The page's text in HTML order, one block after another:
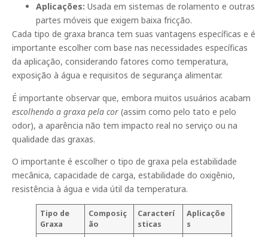
Aplicações: Usada em sistemas de rolamento e outras
partes móveis que exigem baixa fricção.
Cada tipo de graxa branca tem suas vantagens específicas e é
importante escolher com base nas necessidades específicas
da aplicação, considerando fatores como temperatura,
exposição à água e requisitos de segurança alimentar.
É importante observar que, embora muitos usuários acabam
escolhendo a graxa pela cor (assim como pelo tato e pelo
odor), a aparência não tem impacto real no serviço ou na
qualidade das graxas.
O importante é escolher o tipo de graxa pela estabilidade
mecânica, capacidade de carga, estabilidade do oxigênio,
resistência à água e vida útil da temperatura.
Tipo de
Graxa
Composiç
ão
Caracterí
sticas
Aplicaçõe
s